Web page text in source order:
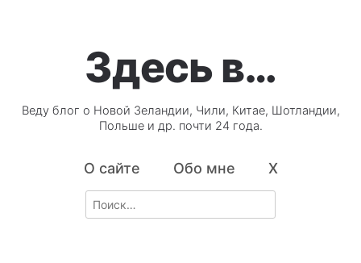
Здесь в…
Веду блог о Новой Зеландии, Чили, Китае, Шотландии,
Польше и др. почти 24 года.
О сайте Обо мне X
Search
for: